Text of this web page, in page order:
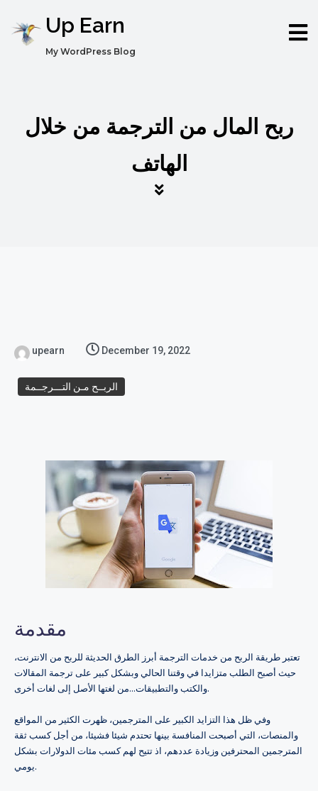
Up Earn
My WordPress Blog
ربح المال من الترجمة من خلال
الهاتف
upearn December 19, 2022
الربــح مـن التـــرجــمة
مقدمة
تعتبر طريقة الربح من خدمات الترجمة أبرز الطرق الحديثة للربح من الانترنت،
حيث أصبح الطلب متزايدا في وقتنا الحالي وبشكل كبير على ترجمة المقالات
والكتب والتطبيقات…من لغتها الأصل إلى لغات أخرى.
وفي ظل هذا التزايد الكبير على المترجمين، ظهرت الكثير من المواقع
والمنصات، التي أصبحت المنافسة بينها تحتدم شيئا فشيئا، من أجل كسب ثقة
المترجمين المحترفين وزيادة عددهم، اذ تتيح لهم كسب مئات الدولارات بشكل
يومي.